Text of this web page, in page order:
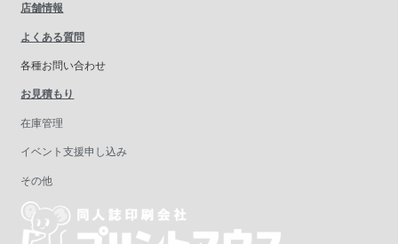
店舗情報
よくある質問
各種お問い合わせ
お見積もり
在庫管理
イベント支援申し込み
その他